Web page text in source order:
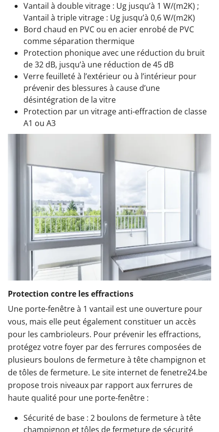
Vantail à double vitrage : Ug jusqu’à 1 W/(m2K) ;
Vantail à triple vitrage : Ug jusqu’à 0,6 W/(m2K)
Bord chaud en PVC ou en acier enrobé de PVC
comme séparation thermique
Protection phonique avec une réduction du bruit
de 32 dB, jusqu’à une réduction de 45 dB
Verre feuilleté à l’extérieur ou à l’intérieur pour
prévenir des blessures à cause d’une
désintégration de la vitre
Protection par un vitrage anti-effraction de classe
A1 ou A3
Protection contre les effractions
Une porte-fenêtre à 1 vantail est une ouverture pour
vous, mais elle peut également constituer un accès
pour les cambrioleurs. Pour prévenir les effractions,
protégez votre foyer par des ferrures composées de
plusieurs boulons de fermeture à tête champignon et
de tôles de fermeture. Le site internet de fenetre24.be
propose trois niveaux par rapport aux ferrures de
haute qualité pour une porte-fenêtre :
Sécurité de base : 2 boulons de fermeture à tête
champignon et tôles de fermeture de sécurité